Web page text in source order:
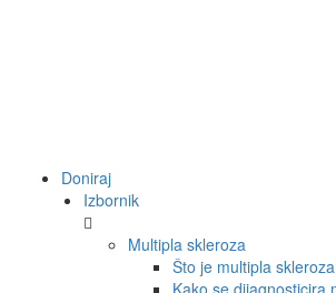
Doniraj
Izbornik
Multipla skleroza
Što je multipla
Kako se dijagnosticira